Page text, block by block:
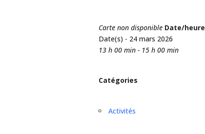
Carte non disponible Date/heure
Date(s) - 24 mars 2026
13 h 00 min - 15 h 00 min
Catégories
Activités